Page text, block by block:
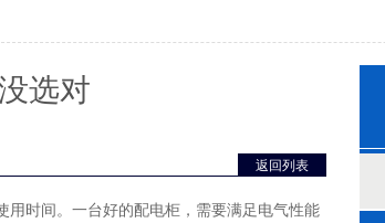
选对
返回列表
时间。一台好的配电柜，需要满足电气性能